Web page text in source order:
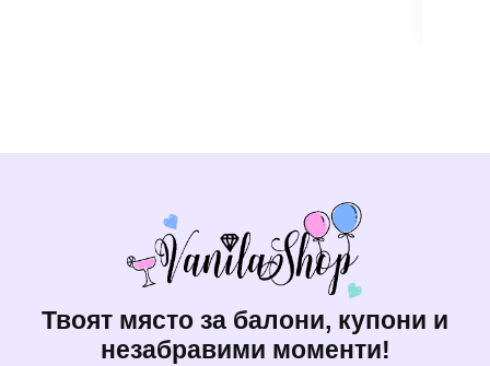
Твоят място за балони, купони и
незабравими моменти!